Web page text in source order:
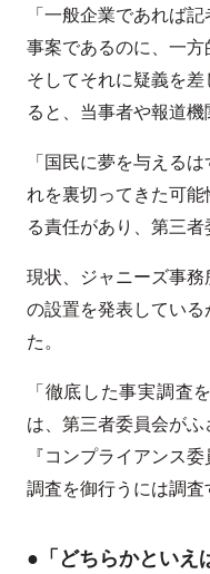
「一般企業であれば
事案であるのに、一方
そしてそれに疑義を
ると、当事者や報道
「国民に夢を与える
れを裏切ってきた可
る責任があり、第三者
現状、ジャニーズ事務
の設置を発表してい
た。
「徹底した事実調査
は、第三者委員会が
『コンプライアンス
調査を御行うには調査
●「どちらかといえ